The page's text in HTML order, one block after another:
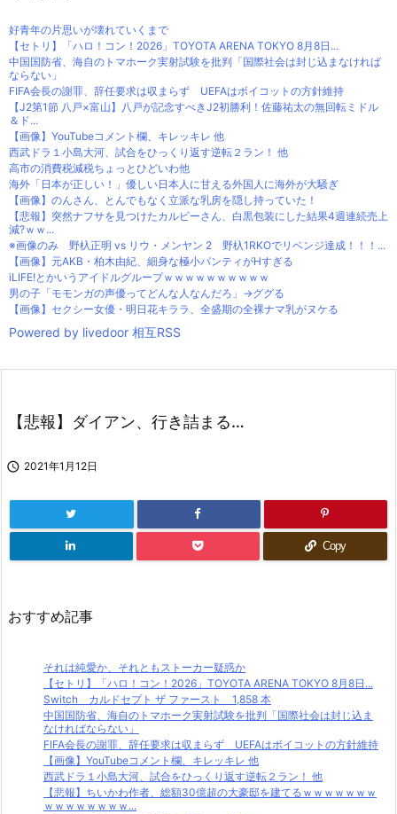
好青年の片思いが壊れていくまで
【セトリ】「ハロ！コン！2026」TOYOTA ARENA TOKYO 8月8日...
中国国防省、海自のトマホーク実射試験を批判「国際社会は封じ込まなければ
ならない」
FIFA会長の謝罪、辞任要求は収まらず UEFAはボイコットの方針維持
【J2第1節 八戸×富山】八戸が記念すべきJ2初勝利！佐藤祐太の無回転ミドル
＆ド...
【画像】YouTubeコメント欄、キレッキレ 他
西武ドラ１小島大河、試合をひっくり返す逆転２ラン！ 他
高市の消費税減税ちょっとひどいわ他
海外「日本が正しい！」優しい日本人に甘える外国人に海外が大騒ぎ
【画像】のんさん、とんでもなく立派な乳房を隠し持っていた！
【悲報】突然ナフサを見つけたカルビーさん、白黒包装にした結果4週連続売上
減?ｗｗ...
※画像のみ 野杁正明 vs リウ・メンヤン 2 野杁1RKOでリベンジ達成！！！...
【画像】元AKB・柏木由紀、細身な極小パンティがHすぎる
iLIFE!とかいうアイドルグループｗｗｗｗｗｗｗｗｗｗ
男の子「モモンガの声優ってどんな人なんだろ」→ググる
【画像】セクシー女優・明日花キララ、全盛期の全裸ナマ乳がヌケる
Powered by livedoor 相互RSS
【悲報】ダイアン、行き詰まる…
 2021年1月12日
Copy
おすすめ記事
それは純愛か、それともストーカー疑惑か
【セトリ】「ハロ！コン！2026」TOYOTA ARENA TOKYO 8月8日...
Switch カルドセプト ザ ファースト 1,858 本
中国国防省、海自のトマホーク実射試験を批判「国際社会は封じ込ま
なければならない」
FIFA会長の謝罪、辞任要求は収まらず UEFAはボイコットの方針維持
【画像】YouTubeコメント欄、キレッキレ 他
西武ドラ１小島大河、試合をひっくり返す逆転２ラン！ 他
【悲報】ちいかわ作者、総額30億超の大豪邸を建てるｗｗｗｗｗｗｗ
ｗｗｗｗｗｗｗｗ...